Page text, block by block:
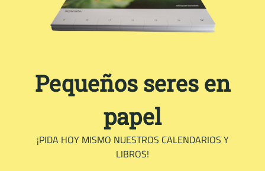
Pequeños seres en
papel
¡PIDA HOY MISMO NUESTROS CALENDARIOS Y
LIBROS!